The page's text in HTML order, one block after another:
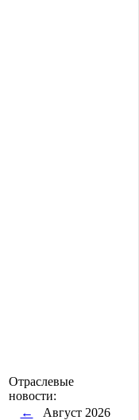
Отраслевые
новости:
←
Август 2026